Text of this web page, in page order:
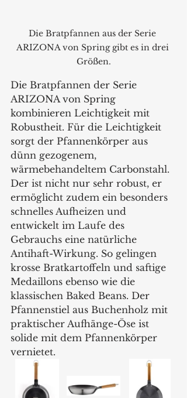
Die Bratpfannen aus der Serie
ARIZONA von Spring gibt es in drei
Größen.
Die Bratpfannen der Serie
ARIZONA von Spring
kombinieren Leichtigkeit mit
Robustheit. Für die Leichtigkeit
sorgt der Pfannenkörper aus
dünn gezogenem,
wärmebehandeltem Carbonstahl.
Der ist nicht nur sehr robust, er
ermöglicht zudem ein besonders
schnelles Aufheizen und
entwickelt im Laufe des
Gebrauchs eine natürliche
Antihaft-Wirkung. So gelingen
krosse Bratkartoffeln und saftige
Medaillons ebenso wie die
klassischen Baked Beans. Der
Pfannenstiel aus Buchenholz mit
praktischer Aufhänge-Öse ist
solide mit dem Pfannenkörper
vernietet.